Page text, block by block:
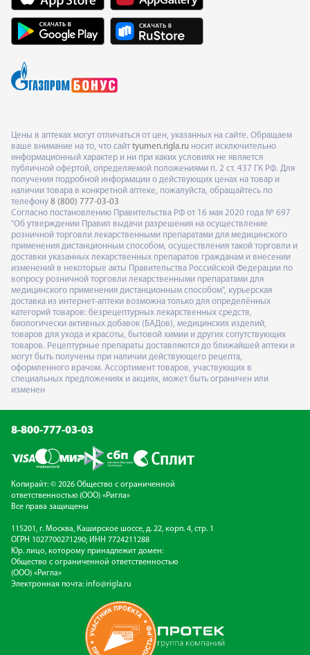
Цены в аптеках могут отличаться от цен, указанных на сайте. Обращаем
ваше внимание на то, что сайт tyumen.rigla.ru носит исключительно
информационный характер и ни при каких условиях не является
публичной офертой, определяемой положениями п. 2 ст. 437 ГК РФ. Для
получения подробной информации о действующих ценах на товар и
наличии товара в конкретной аптеке, пожалуйста, обращайтесь по
телефону 8 (800) 777-03-03
Согласно постановлению Правительства РФ от 16 мая 2020 года № 697
"Об утверждении Правил выдачи разрешения на осуществление
розничной торговли лекарственными препаратами для медицинского
применения дистанционным способом, осуществления такой торговли и
доставки указанных лекарственных препаратов гражданам и внесении
изменений в некоторые акты Правительства Российской Федерации по
вопросу розничной торговли лекарственными препаратами для
медицинского применения дистанционным способом", курьерская
доставка из интернет-аптеки возможна только для определённых
категорий товаров: безрецептурных лекарственных средств,
биологически активных добавок (БАДов), медицинских изделий,
товаров для ухода и красоты, бытовой химии и других сопутствующих
товаров. Рецептурные препараты доставляются до ближайшей аптеки и
могут быть получены при наличии действующего рецепта,
оформленного врачом. Ассортимент товаров, участвующих в
специальных предложениях и акциях, может быть ограничен или
изменен
8-800-777-03-03
Копирайт: © 2026 Общество с ограниченной
ответственностью (ООО) «Ригла»
Все права защищены
115201, г. Москва, Каширское шоссе, д. 22, корп. 4, стр. 1
ОГРН 1027700271290; ИНН 7724211288
Юр. лицо, которому принадлежит домен:
Общество с ограниченной ответственностью
(ООО) «Ригла»
Электронная почта: info@rigla.ru